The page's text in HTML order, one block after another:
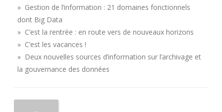
» Gestion de l’information : 21 domaines fonctionnels
dont Big Data
» C’est la rentrée : en route vers de nouveaux horizons
» C’est les vacances !
» Deux nouvelles sources d’information sur l’archivage et
la gouvernance des données